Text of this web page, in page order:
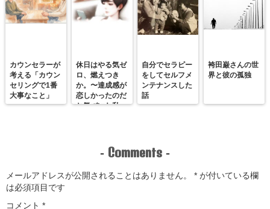
カウンセラーが
考える「カウン
セリングで1番
大事なこと」
休日はやる気ゼ
ロ、燃えつき
か。〜達成感が
恋しかったのだ
と気づいた私
自分でセラピー
をしてセルフメ
ンテナンスした
話
袴田巌さんの世
界と彼の孤独
- Comments -
メールアドレスが公開されることはありません。 * が付いている欄
は必須項目です
コメント *